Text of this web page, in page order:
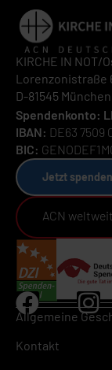
KIRCHE IN
Lorenzonistraße
D-81545 München
Spendenkonto:
IBAN: DE63 7509
BIC:
Jetzt spenden
ACN weltweit
Allgemeine
Kontakt